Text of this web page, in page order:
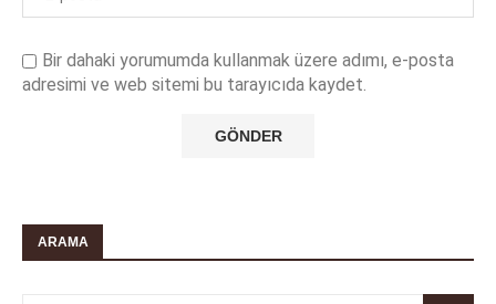
Bir dahaki yorumumda kullanmak üzere adımı, e-posta
adresimi ve web sitemi bu tarayıcıda kaydet.
ARAMA